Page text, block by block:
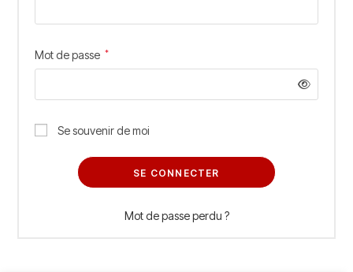
Mot de passe *
Se souvenir de moi
SE CONNECTER
Mot de passe perdu ?